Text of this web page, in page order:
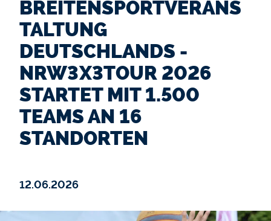
REITENSPORTVERANST
ALTUNG D
EUTSCHLANDS - N
RW3X3TOUR 2026 S
TARTET MIT 1.500 T
EAMS AN 16 S
TANDORTEN
12.06.2026